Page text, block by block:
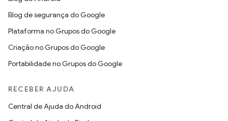
Blog de segurança do Google
Plataforma no Grupos do Google
Criação no Grupos do Google
Portabilidade no Grupos do Google
RECEBER AJUDA
Central de Ajuda do Android